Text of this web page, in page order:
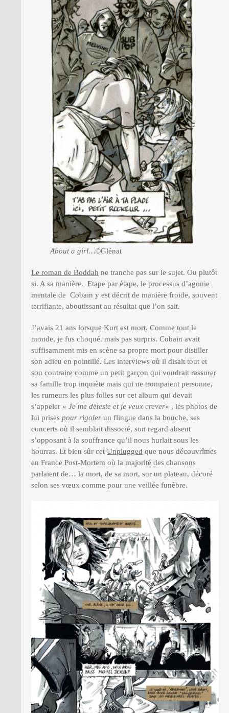
About a girl…©Glénat
Le roman de Boddah ne tranche pas sur le sujet. Ou plutôt
si. A sa manière. Etape par étape, le processus d’agonie
mentale de Cobain y est décrit de manière froide, souvent
terrifiante, aboutissant au résultat que l’on sait.
J’avais 21 ans lorsque Kurt est mort. Comme tout le
monde, je fus choqué. mais pas surpris. Cobain avait
suffisamment mis en scène sa propre mort pour distiller
son adieu en pointillé. Les interviews où il disait tout et
son contraire comme un petit garçon qui voudrait rassurer
sa famille trop inquiète mais qui ne trompaient personne,
les rumeurs les plus folles sur cet album qui devait
s’appeler « Je me déteste et je veux crever« , les photos de
lui prises pour rigoler un flingue dans la bouche, ses
concerts où il semblait dissocié, son regard absent
s’opposant à la souffrance qu’il nous hurlait sous les
hourras. Et bien sûr cet Unplugged que nous découvrîmes
en France Post-Mortem où la majorité des chansons
parlaient de… la mort, de sa mort, sur un plateau, décoré
selon ses vœux comme pour une veillée funèbre.